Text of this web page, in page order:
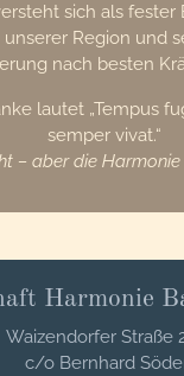
sich als fester
Region und
nach besten
lautet „Tempus
semper vivat.“
– aber die
Harmonie
Waizendorfer Straße
c/o Bernhard